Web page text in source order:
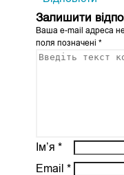
Залишити
Ваша e-mail адреса
поля позначені *
Ім’я *
Email *